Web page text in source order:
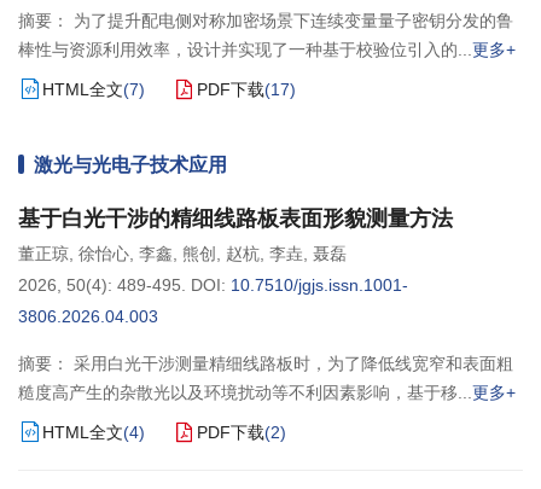
摘要： 为了提升配电侧对称加密场景下连续变量量子密钥分发的鲁
棒性与资源利用效率，设计并实现了一种基于校验位引入的
更多+
HTML全文(7) PDF下载(17)
激光与光电子技术应用
基于白光干涉的精细线路板表面形貌测量方法
董正琼, 徐怡心, 李鑫, 熊创 , 赵杭, 李垚, 聂磊
2026, 50(4): 489-495. DOI: 10.7510/jgjs.issn.1001-
3806.2026.04.003
摘要： 采用白光干涉测量精细线路板时，为了降低线宽窄和表面粗
糙度高产生的杂散光以及环境扰动等不利因素影响，基于移
更多+
HTML全文(4) PDF下载(2)